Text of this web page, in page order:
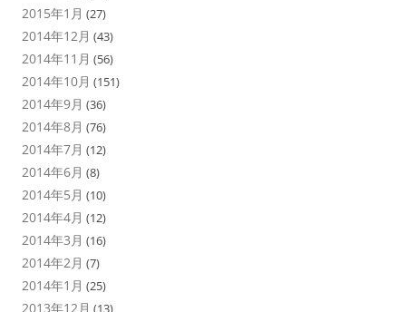
2015年1月 (27)
2014年12月 (43)
2014年11月 (56)
2014年10月 (151)
2014年9月 (36)
2014年8月 (76)
2014年7月 (12)
2014年6月 (8)
2014年5月 (10)
2014年4月 (12)
2014年3月 (16)
2014年2月 (7)
2014年1月 (25)
2013年12月 (13)